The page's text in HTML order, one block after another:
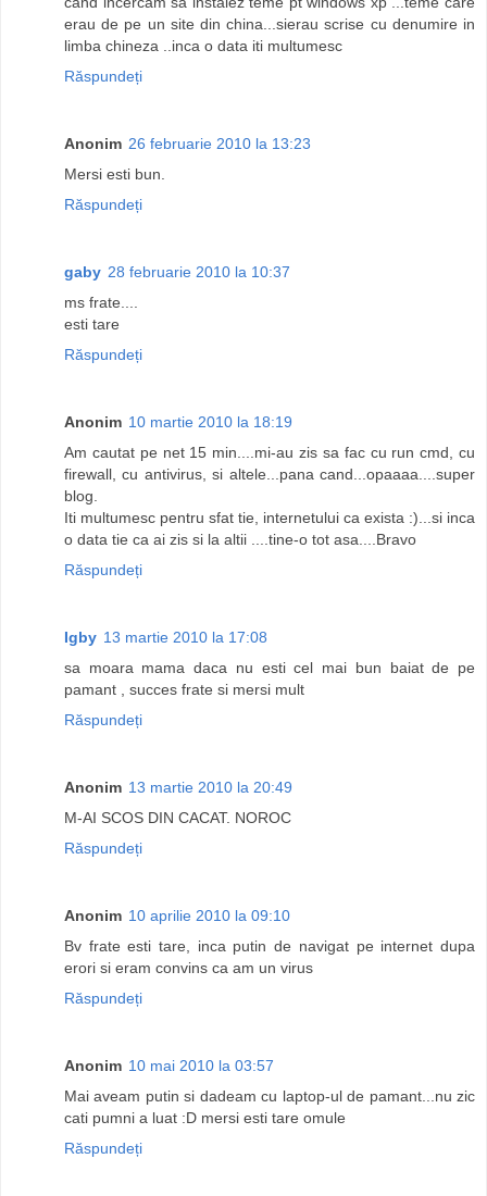
erau de pe un site din china...sierau scrise cu denumire in
limba chineza ..inca o data iti multumesc
Răspundeți
Anonim 26 februarie 2010 la 13:23
Mersi esti bun.
Răspundeți
gaby 28 februarie 2010 la 10:37
ms frate....
esti tare
Răspundeți
Anonim 10 martie 2010 la 18:19
Am cautat pe net 15 min....mi-au zis sa fac cu run cmd, cu
firewall, cu antivirus, si altele...pana cand...opaaaa....super
blog.
Iti multumesc pentru sfat tie, internetului ca exista :)...si inca
o data tie ca ai zis si la altii ....tine-o tot asa....Bravo
Răspundeți
Igby 13 martie 2010 la 17:08
sa moara mama daca nu esti cel mai bun baiat de pe
pamant , succes frate si mersi mult
Răspundeți
Anonim 13 martie 2010 la 20:49
M-AI SCOS DIN CACAT. NOROC
Răspundeți
Anonim 10 aprilie 2010 la 09:10
Bv frate esti tare, inca putin de navigat pe internet dupa
erori si eram convins ca am un virus
Răspundeți
Anonim 10 mai 2010 la 03:57
Mai aveam putin si dadeam cu laptop-ul de pamant...nu zic
cati pumni a luat :D mersi esti tare omule
Răspundeți